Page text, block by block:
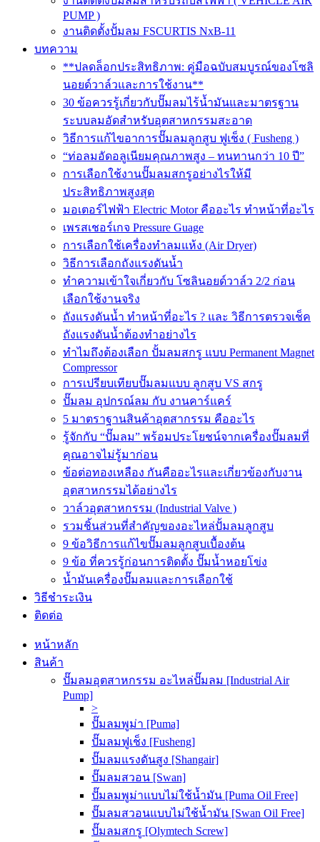
PUMP )
งานติดตั้งปั้มลม FSCURTIS NxB-11
บทความ
**ปลดล็อกประสิทธิภาพ: คู่มือฉบับสมบูรณ์ของโซลิ
นอยด์วาล์วและการใช้งาน**
30 ข้อควรรู้เกี่ยวกับปั๊มลมไร้น้ำมันและมาตรฐาน
ระบบลมอัดสำหรับอุตสาหกรรมสะอาด
วิธีการแก้ไขอาการปั๊มลมลูกสูบ ฟูเช็ง ( Fusheng )
“ท่อลมอัดอลูเนียมคุณภาพสูง – ทนทานกว่า 10 ปี”
การเลือกใช้งานปั๊มลมสกรูอย่างไรให้มี
ประสิทธิภาพสูงสุด
มอเตอร์ไฟฟ้า Electric Motor คืออะไร ทำหน้าที่อะไร
เพรสเชอร์เกจ Pressure Guage
การเลือกใช้เครื่องทำลมแห้ง (Air Dryer)
วิธีการเลือกถังแรงดันน้ำ
ทำความเข้าใจเกี่ยวกับ โซลินอยด์วาล์ว 2/2 ก่อน
เลือกใช้งานจริง
ถังแรงดันน้ำ ทำหน้าที่อะไร ? และ วิธีการตรวจเช็ค
ถังแรงดันน้ำต้องทำอย่างไร
ทำไมถึงต้องเลือก ปั้มลมสกรู แบบ Permanent Magnet
Compressor
การเปรียบเทียบปั๊มลมแบบ ลูกสูบ VS สกรู
ปั๊มลม อุปกรณ์ลม กับ งานคาร์แคร์
5 มาตราฐานสินค้าอุตสากรรม คืออะไร
รู้จักกับ “ปั๊มลม” พร้อมประโยชน์จากเครื่องปั๊มลมที่
คุณอาจไม่รู้มาก่อน
ข้อต่อทองเหลือง กันคืออะไรและเกี่ยวข้องกับงาน
อุตสาหกรรมได้อย่างไร
วาล์วอุตสาหกรรม (Industrial Valve )
รวมชิ้นส่วนที่สำคัญของอะไหล่ปั้มลมลูกสูบ
9 ข้อวิธีการแก้ไขปั๊มลมลูกสูบเบื้องต้น
9 ข้อ ที่ควรรู้ก่อนการติดตั้ง ปั๊มน้ำหอยโข่ง
น้ำมันเครื่องปั๊มลมและการเลือกใช้
วิธีชำระเงิน
ติดต่อ
หน้าหลัก
สินค้า
ปั๊มลมอุตสาหกรรม อะไหล่ปั๊มลม [Industrial Air
Pump]
>
ปั๊มลมพูม่า [Puma]
ปั๊มลมฟูเช็ง [Fusheng]
ปั๊มลมแรงดันสูง [Shangair]
ปั๊มลมสวอน [Swan]
ปั๊มลมพูม่าแบบไม่ใช้น้ำมัน [Puma Oil Free]
ปั๊มลมสวอนแบบไม่ใช้น้ำมัน [Swan Oil Free]
ปั๊มลมสกรู [Olymtech Screw]